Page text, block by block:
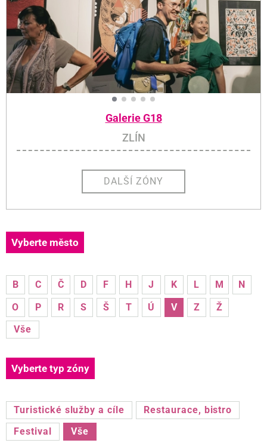
Galerie G18
ZLÍN
DALŠÍ ZÓNY
Vyberte město
B C Č D F H J K L M
N
O
P R S Š T Ú V Z
Ž
Vše
Vyberte typ zóny
Turistické služby a cíle
Restaurace, bistro
Festival
Vše